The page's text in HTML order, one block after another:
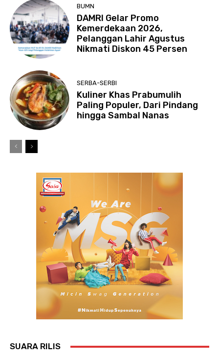
BUMN
DAMRI Gelar Promo
Kemerdekaan 2026,
Pelanggan Lahir Agustus
Nikmati Diskon 45 Persen
SERBA-SERBI
Kuliner Khas Prabumulih
Paling Populer, Dari Pindang
hingga Sambal Nanas
SUARA RILIS